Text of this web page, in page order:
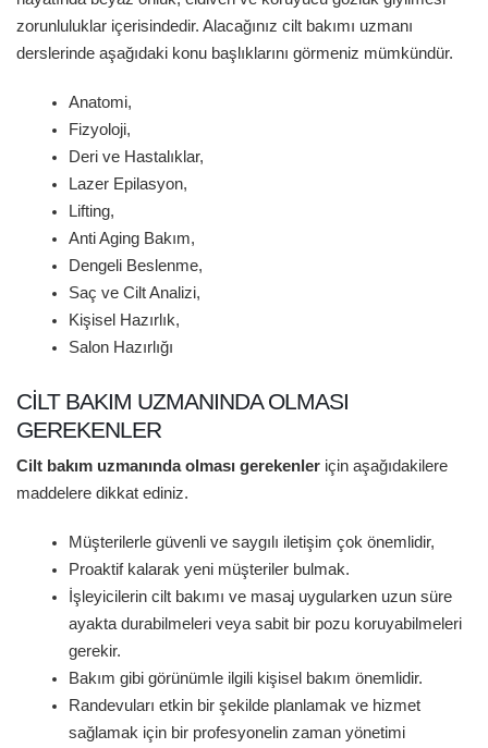
zorunluluklar içerisindedir. Alacağınız cilt bakımı uzmanı
derslerinde aşağıdaki konu başlıklarını görmeniz mümkündür.
Anatomi,
Fizyoloji,
Deri ve Hastalıklar,
Lazer Epilasyon,
Lifting,
Anti Aging Bakım,
Dengeli Beslenme,
Saç ve Cilt Analizi,
Kişisel Hazırlık,
Salon Hazırlığı
CILT BAKIM UZMANINDA OLMASI
GEREKENLER
Cilt bakım uzmanında olması gerekenler için aşağıdakilere
maddelere dikkat ediniz.
Müşterilerle güvenli ve saygılı iletişim çok önemlidir,
Proaktif kalarak yeni müşteriler bulmak.
İşleyicilerin cilt bakımı ve masaj uygularken uzun süre
ayakta durabilmeleri veya sabit bir pozu koruyabilmeleri
gerekir.
Bakım gibi görünümle ilgili kişisel bakım önemlidir.
Randevuları etkin bir şekilde planlamak ve hizmet
sağlamak için bir profesyonelin zaman yönetimi